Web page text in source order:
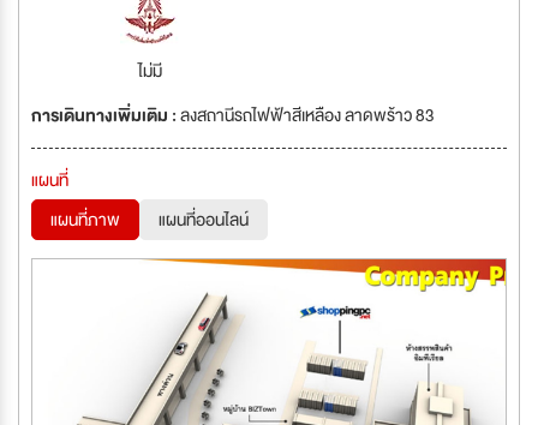
ไม่มี
การเดินทางเพิ่มเติม :ลงสถานีรถไฟฟ้าสีเหลือง ลาดพร้าว 83
แผนที่
แผนที่ภาพ
แผนที่ออนไลน์